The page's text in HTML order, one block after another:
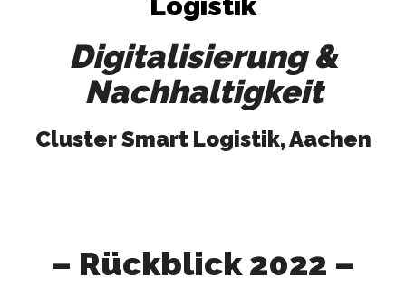
Digitalisierung &
Nachhaltigkeit
Cluster Smart Logistik, Aachen
– Rückblick 2022 –